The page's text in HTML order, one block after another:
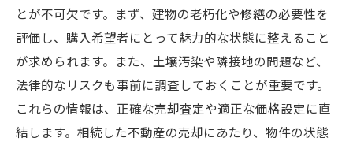
競争優位を確保するための交渉術
姫路市の特有条件を考慮した売却テクニッ
ク
地域で信頼される不動産会社の選び方
とが不可欠です。まず、建物の老朽化や修繕の必要性を
評価し、購入希望者にとって魅力的な状態に整えること
が求められます。また、土壌汚染や隣接地の問題など、
法律的なリスクも事前に調査しておくことが重要です。
これらの情報は、正確な売却査定や適正な価格設定に直
結します。相続した不動産の売却にあたり、物件の状態